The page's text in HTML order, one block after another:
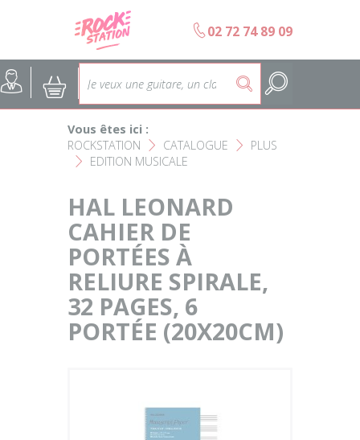
Choisir son instrument
Nos Magasins Rockstation
Guitares
Basses
b 02 72 74 89 09
@ 5 :
Vous êtes ici :
ROCKSTATION F CATALOGUE F PLUS
F EDITION MUSICALE
HAL LEONARD
CAHIER DE
PORTÉES À
RELIURE SPIRALE,
32 PAGES, 6
PORTÉE (20X20CM)
Panneau de gestion des cookies